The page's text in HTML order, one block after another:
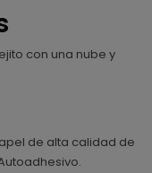
con una nube y
de alta calidad de